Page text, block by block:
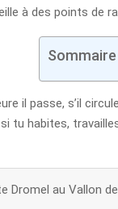
à des points de
Sommaire
il passe, s’il
tu habites,
Dromel au Vallon